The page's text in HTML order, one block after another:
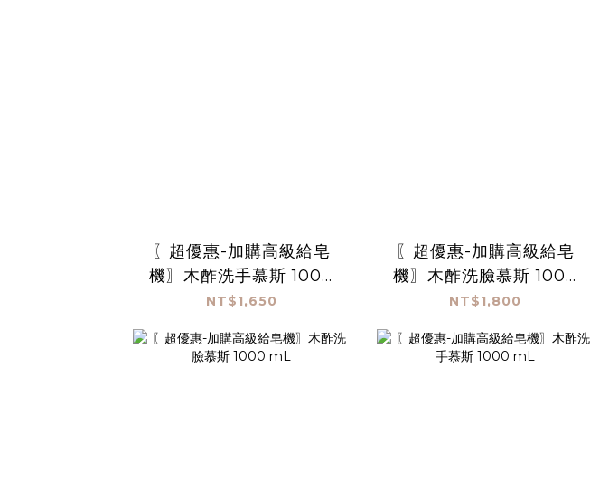
〖超優惠-加購高級給皂
機〗木酢洗手慕斯 1000
mL*3(贈高機給皂機)
NT$1,650
〖超優惠-加購高級給皂
機〗木酢洗臉慕斯 1000
mL*3(贈高級給皂機)
NT$1,800